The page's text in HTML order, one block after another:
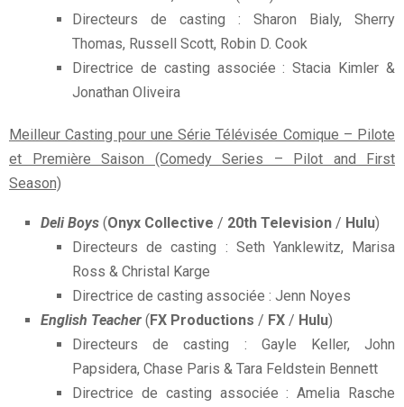
Directeurs de casting : Sharon Bialy, Sherry
Thomas, Russell Scott, Robin D. Cook
Directrice de casting associée : Stacia Kimler &
Jonathan Oliveira
Meilleur Casting pour une Série Télévisée Comique – Pilote
et Première Saison (Comedy Series – Pilot and First
Season)
Deli Boys (Onyx Collective / 20th Television / Hulu)
Directeurs de casting : Seth Yanklewitz, Marisa
Ross & Christal Karge
Directrice de casting associée : Jenn Noyes
English Teacher (FX Productions / FX / Hulu)
Directeurs de casting : Gayle Keller, John
Papsidera, Chase Paris & Tara Feldstein Bennett
Directrice de casting associée : Amelia Rasche